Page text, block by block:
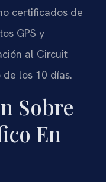
certificados de
GPS y
al Circuit
los 10 días.
Sobre
En